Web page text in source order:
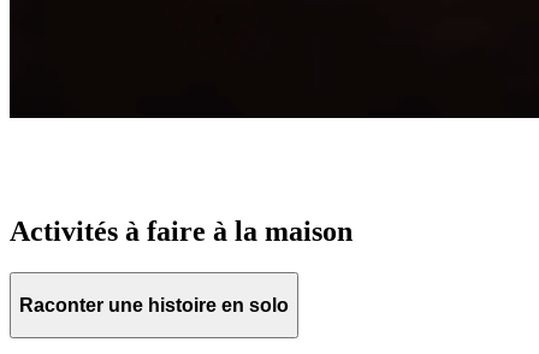
Activités à faire à la maison
Raconter une histoire en solo